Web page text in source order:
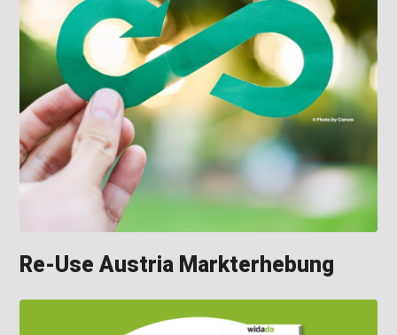
Re-Use Austria Markterhebung